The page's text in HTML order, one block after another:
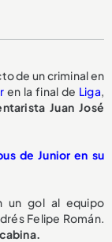
de un criminal en
en la final de Liga,
Juan José
de Junior en su
un gol al equipo
Felipe Román.